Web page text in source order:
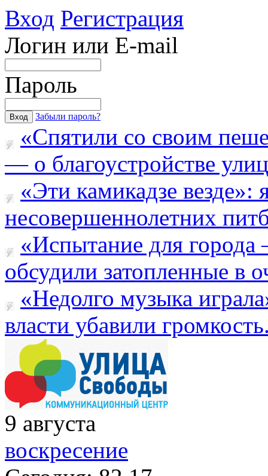
Вход Регистрация
Логин или E-mail
Пароль
Забыли пароль?
«Спятили со своим
— о благоустройстве
«Эти камикадзе везде»:
несовершеннолетних
«Испытание для
обсудили затопленные в
«Недолго музыка
власти убавили
9 августа
воскресение